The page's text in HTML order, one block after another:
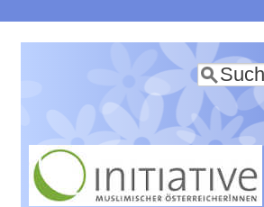
zum
Inhalt
Suche